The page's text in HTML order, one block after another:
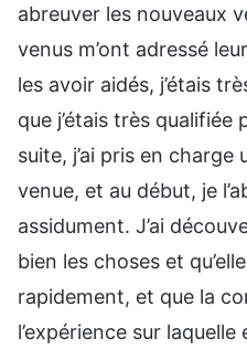
abreuver les nouveaux
venus m’ont adressé
les avoir aidés, j’étais
que j’étais très qualifiée
suite, j’ai pris en charge
venue, et au début, je
assidument. J’ai
bien les choses et
rapidement, et que la
l’expérience sur